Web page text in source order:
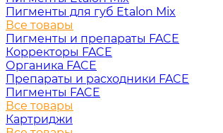
Пигменты для губ Etalon Mix
Все товары
Пигменты и препараты FACE
Корректоры FACE
Органика FACE
Препараты и расходники FACE
Пигменты FACE
Все товары
Картриджи